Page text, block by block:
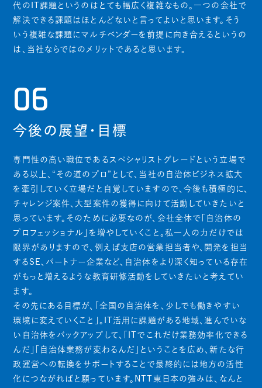
代のIT課題というのはとても幅広く複雑なもの。一つの会社で
解決できる課題はほとんどないと言ってよいと思います。そう
いう複雑な課題にマルチベンダーを前提に向き合えるというの
は、当社ならではのメリットであると思います。
06
今後の展望・目標
専門性の高い職位であるスペシャリストグレードという立場で
ある以上、“その道のプロ”として、当社の自治体ビジネス拡大
を牽引していく立場だと自覚していますので、今後も積極的に、
チャレンジ案件、大型案件の獲得に向けて活動していきたいと
思っています。そのために必要なのが、会社全体で「自治体の
プロフェッショナル」を増やしていくこと。私一人の力だけでは
限界がありますので、例えば支店の営業担当者や、開発を担当
するSE、パートナー企業など、自治体をより深く知っている存在
がもっと増えるような教育研修活動をしていきたいと考えてい
ます。
その先にある目標が、「全国の自治体を、少しでも働きやすい
環境に変えていくこと」。IT活用に課題がある地域、進んでいな
い自治体をバックアップして、「ITでこれだけ業務効率化できる
んだ」「自治体業務が変わるんだ」ということを広め、新たな行
政運営への転換をサポートすることで最終的には地方の活性
化につながればと願っています。NTT東日本の強みは、なんと